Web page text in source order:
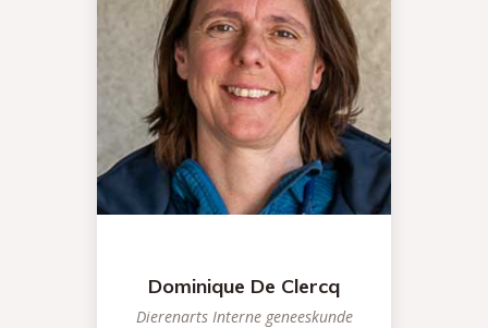
Dominique De Clercq
Dierenarts Interne geneeskunde